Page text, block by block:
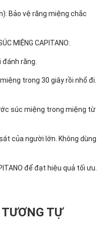
Bảo vệ răng miệng chắc
MIỆNG CAPITANO:
răng.
trong 30 giây rồi nhổ đi.
súc miệng trong miệng từ
của người lớn. Không dùng
để đạt hiệu quả tối ưu.
TỰ